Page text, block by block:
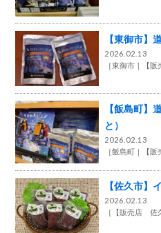
【東御市
2026.02.13
［東御市 【
【飯島町
と）
2026.02.13
［飯島町 【
【佐久市】
2026.02.13
［
【販売店 佐